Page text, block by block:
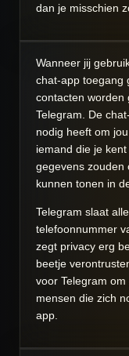
dan je misschien
Wanneer jij
chat-app toegang
contacten worden
Telegram. De
nodig heeft om
iemand die je
gegevens zouden
kunnen tonen in
Telegram slaat
telefoonnummer
zegt privacy erg
beetje
voor Telegram
mensen die zich
app.